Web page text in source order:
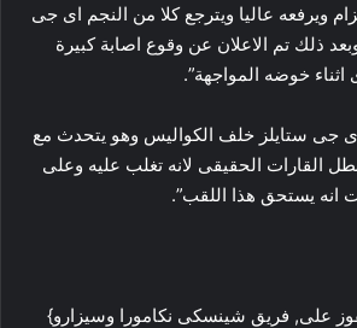
ويرفعه عاليا ويترجع كلا من النجم اى جى
ذلك تم الاعلان عن وقوع اصابة كبيرة
خوضه المواجهة”.
جى ستايلز خلف الكواليس وهو يتحدث مع
القارات الحقيقى لانه تغلب عليه وعلى
انه يستحق هذا اللقب”.
على, فريق شينسكى نكامورا وسيزارو}